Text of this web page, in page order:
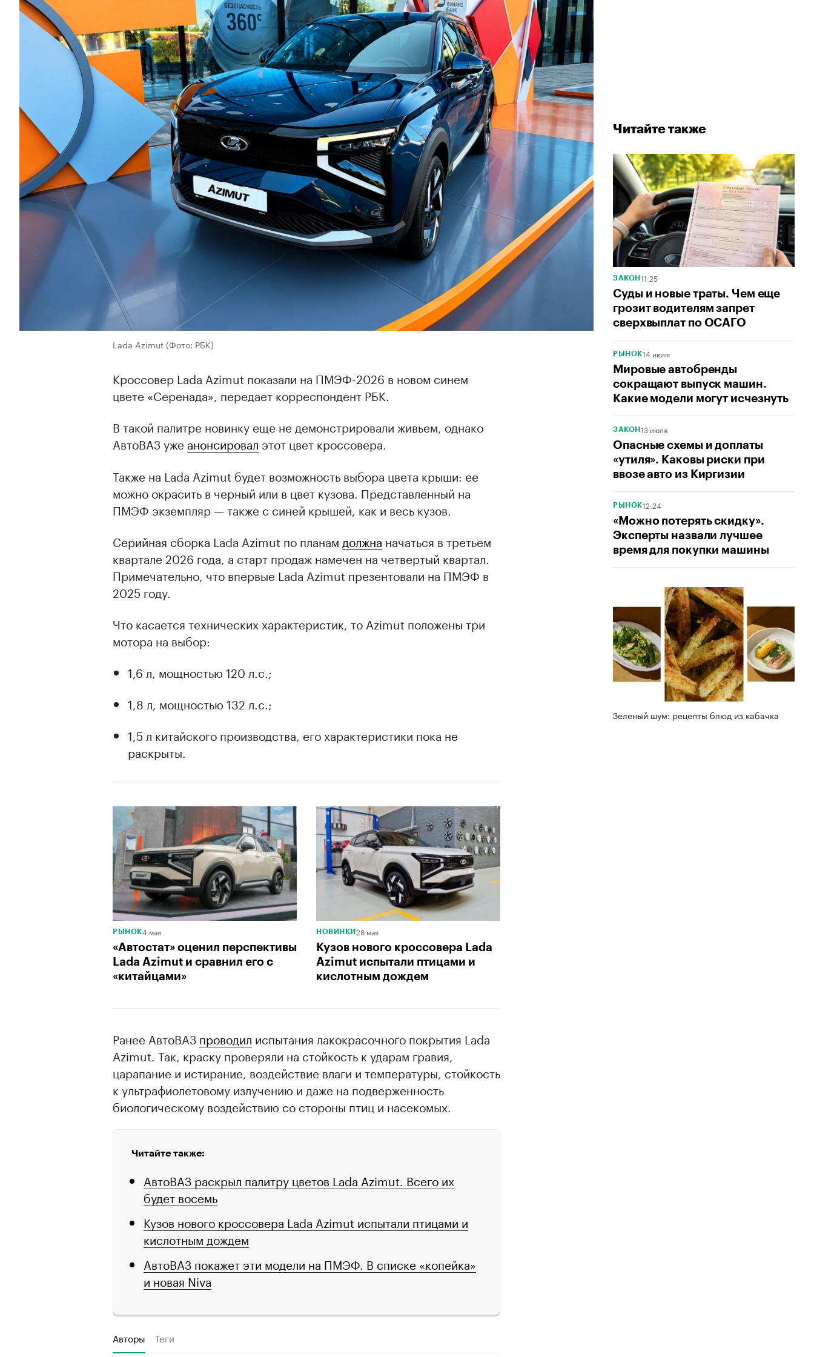
Читайте также
ЗАКОН 11:25
Суды и новые траты. Чем еще
грозит водителям запрет
сверхвыплат по ОСАГО
РЫНОК14 июля
Мировые автобренды
сокращают выпуск машин.
Какие модели могут исчезнуть
ЗАКОН 13 июля
Опасные схемы и доплаты
«утиля». Каковы риски при
ввозе авто из Киргизии
РЫНОК12:24
«Можно потерять скидку».
Эксперты назвали лучшее
время для покупки машины
Зеленый шум: рецепты блюд из кабачка
Lada Azimut(Фото: РБК)
Кроссовер Lada Azimut показали на ПМЭФ-2026 в новом синем
цвете «Серенада», передает корреспондент РБК.
В такой палитре новинку еще не демонстрировали живьем, однако
АвтоВАЗ уже анонсировал этот цвет кроссовера.
00:00 / 00:00
Также на Lada Azimut будет возможность выбора цвета крыши: ее
можно окрасить в черный или в цвет кузова. Представленный на
ПМЭФ экземпляр — также с синей крышей, как и весь кузов.
Серийная сборка Lada Azimut по планам должна начаться в третьем
квартале 2026 года, а старт продаж намечен на четвертый квартал.
Примечательно, что впервые Lada Azimut презентовали на ПМЭФ в
2025 году.
Что касается технических характеристик, то Azimut положены три
мотора на выбор:
1,6 л, мощностью 120 л.с.;
1,8 л, мощностью 132 л.с.;
1,5 л китайского производства, его характеристики пока не
раскрыты.
РЫНОК4 мая
«Автостат» оценил перспективы
Lada Azimut и сравнил его с
«китайцами»
НОВИНКИ 28 мая
Кузов нового кроссовера Lada
Azimut испытали птицами и
кислотным дождем
Ранее АвтоВАЗ проводил испытания лакокрасочного покрытия Lada
Azimut. Так, краску проверяли на стойкость к ударам гравия,
царапание и истирание, воздействие влаги и температуры, стойкость
к ультрафиолетовому излучению и даже на подверженность
биологическому воздействию со стороны птиц и насекомых.
Читайте также:
АвтоВАЗ раскрыл палитру цветов Lada Azimut. Всего их
будет восемь
Кузов нового кроссовера Lada Azimut испытали птицами и
кислотным дождем
АвтоВАЗ покажет эти модели на ПМЭФ. В списке «копейка»
и новая Niva
Авторы Теги